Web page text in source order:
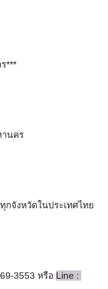
***
านคร
กจังหวัดในประเทศไทย
3553 หรือ Line :